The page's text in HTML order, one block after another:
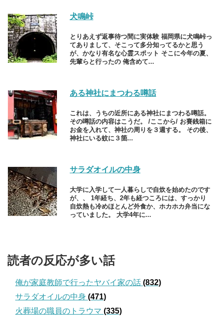
犬鳴峠
とりあえず返事待つ間に実体験 福岡県に犬鳴峠っ
てありまして、そこって多分知ってるかと思う
が、かなり有名な心霊スポット そこに今年の夏、
先輩らと行ったの 俺含めて...
ある神社にまつわる噂話
これは、うちの近所にある神社にまつわる噂話。
その噂話の内容はこうだ。 /ここから/ お賽銭箱に
お金を入れて、神社の周りを３週する。 その後、
神社にいる蚊に３箇...
サラダオイルの中身
大学に入学して一人暮らしで自炊を始めたのです
が、、 1年経ち、2年も経つころには、すっかり
自炊熱も冷めほとんど外食か、ホカホカ弁当にな
っていました。 大学4年に...
読者の反応が多い話
俺が家庭教師で行ったヤバイ家の話 (832)
サラダオイルの中身 (471)
火葬場の職員のトラウマ (335)